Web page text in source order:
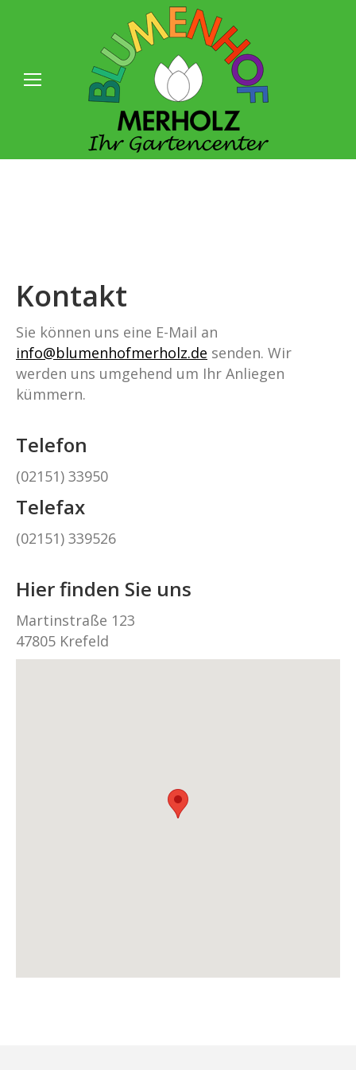
Kontakt
Sie können uns eine E-Mail an
info@blumenhofmerholz.de senden. Wir
werden uns umgehend um Ihr Anliegen
kümmern.
Telefon
(02151) 33950
Telefax
(02151) 339526
Hier finden Sie uns
Martinstraße 123
47805 Krefeld